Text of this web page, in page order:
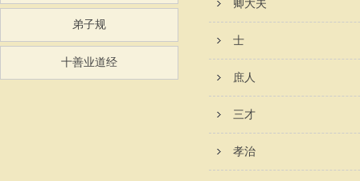
弟子规
十善业道经
卿大夫
士
庶人
三才
孝治